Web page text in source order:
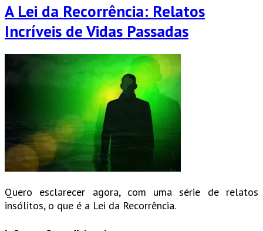
A Lei da Recorrência: Relatos
Incríveis de Vidas Passadas
Quero esclarecer agora, com uma série de relatos
insólitos, o que é a Lei da Recorrência.